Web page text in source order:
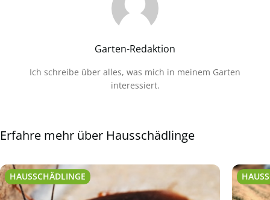
Garten-Redaktion
Ich schreibe über alles, was mich in meinem Garten
interessiert.
Erfahre mehr über Hausschädlinge
HAUSSCHÄDLINGE